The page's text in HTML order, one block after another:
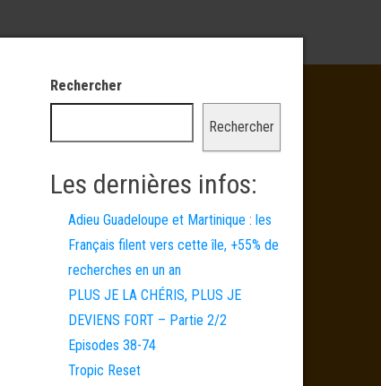
Rechercher
Rechercher
Les dernières infos:
Adieu Guadeloupe et Martinique : les
Français filent vers cette île, +55% de
recherches en un an
PLUS JE LA CHÉRIS, PLUS JE
DEVIENS FORT – Partie 2/2
Episodes 38-74
Tropic Reset